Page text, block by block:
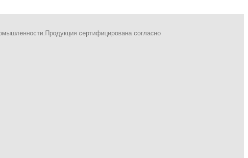
сертифицирована согласно